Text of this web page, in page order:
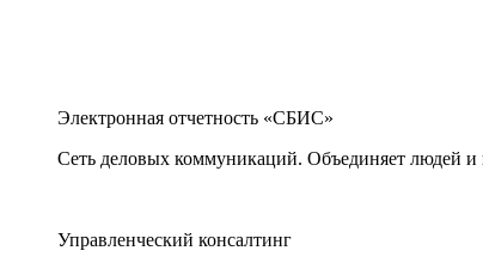
Электронная отчетность «СБИС»
Сеть деловых коммуникаций. Объединяет людей и
Управленческий консалтинг